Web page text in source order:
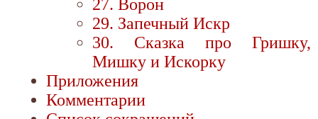
27. Ворон
29. Запечный Искр
30. Сказка про Гришку,
Мишку и Искорку
Приложения
Комментарии